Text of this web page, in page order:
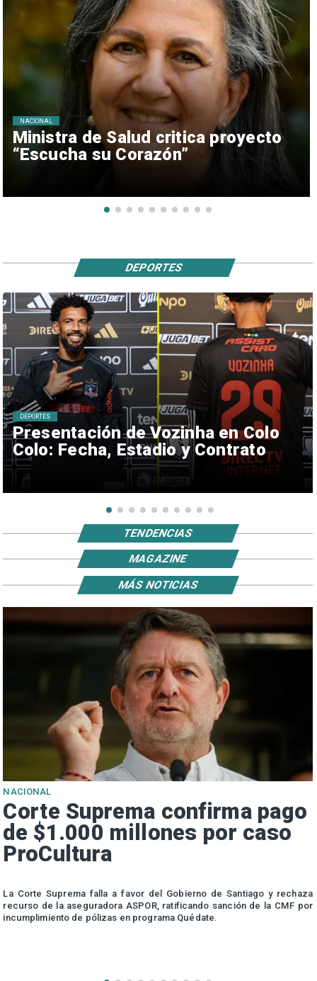
Ministra de Salud critica proyecto
“Escucha su Corazón”
NACIONAL
Presentación de Vozinha en Colo
Colo: Fecha, Estadio y Contrato
DEPORTES
DEPORTES
TENDENCIAS
MAGAZINE
NACIONAL
Corte Suprema confirma pago
de $1.000 millones por caso
ProCultura
La Corte Suprema falla a favor del Gobierno de Santiago y rechaza
recurso de la aseguradora ASPOR, ratificando sanción de la CMF por
incumplimiento de pólizas en programa Quédate.
MÁS NOTICIAS